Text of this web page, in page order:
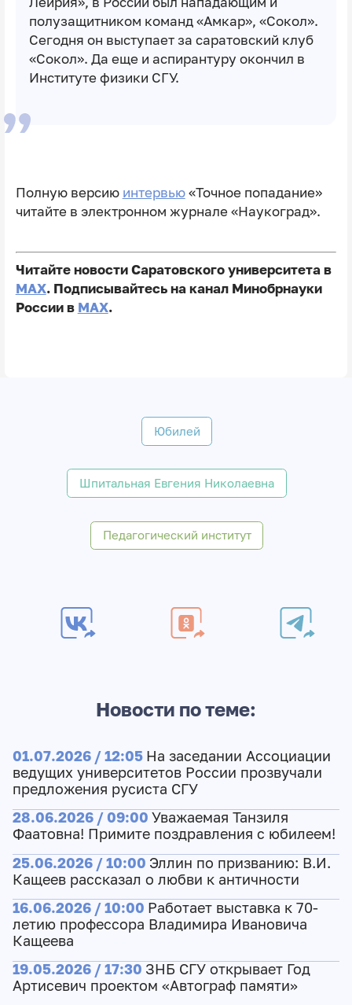
полузащитником команд «Амкар», «Сокол».
Сегодня он выступает за саратовский клуб
«Сокол». Да еще и аспирантуру окончил в
Институте физики СГУ.
Полную версию интервью«Точное попадание»
читайте в электронном журнале «Наукоград».
Читайте новости Саратовского университета в
MAX. Подписывайтесь на канал Минобрнауки
России в MAX.
Юбилей
Шпитальная Евгения Николаевна
Педагогический институт
Новости по теме:
01.07.2026 / 12:05 На заседании Ассоциации
ведущих университетов России прозвучали
предложения русиста СГУ
28.06.2026 / 09:00 Уважаемая Танзиля
Фаатовна! Примите поздравления с юбилеем!
25.06.2026 / 10:00 Эллин по призванию: В.И.
Кащеев рассказал о любви к античности
16.06.2026 / 10:00 Работает выставка к 70-
летию профессора Владимира Ивановича
Кащеева
19.05.2026 / 17:30 ЗНБ СГУ открывает Год
Артисевич проектом «Автограф памяти»